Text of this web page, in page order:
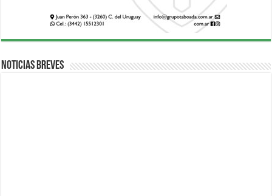
Noticias breves